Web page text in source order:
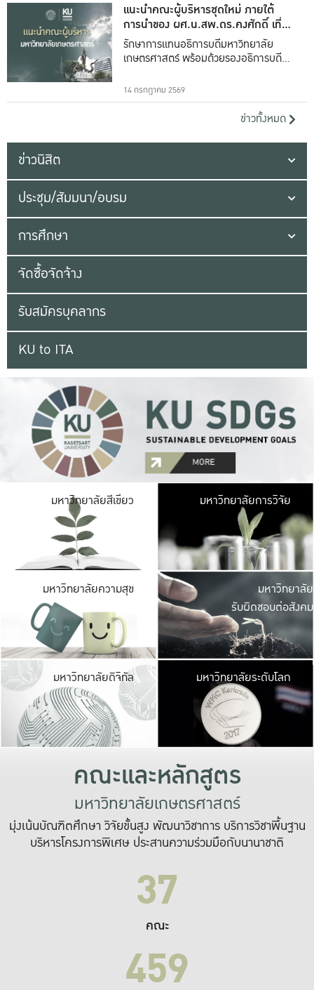
แนะนำคณะผู้บริหารชุดใหม่ ภายใต้
การนำของ ผศ.น.สพ.ดร.คงศักดิ์ เที่ยง
ธรรม
รักษาการแทนอธิการบดีมหาวิทยาลัย
เกษตรศาสตร์ พร้อมด้วยรองอธิการบดีทั้ง
14 กรกฎาคม 2569
ข่าวทั้งหมด
ข่าวนิสิต
ประชุม/สัมมนา/อบรม
การศึกษา
จัดซื้อจัดจ้าง
รับสมัครบุคลากร
KU to ITA
มหาวิทยาลัยสีเขียว มหาวิ
มีพื้นที่เขียวสดใส
เป็นป่าในเมือง เกษต
มหาวิทยาลัยการวิจัย
มหาวิทยาลัยความสุข มหาวิ
ค
เปิดประ
และพบเรื่องราวใ
มหาวิทยาลัย
รับผิดชอบต่อสังคม
มหาวิทยาลัยดิจิทัล มหาวิ
เปลี่ยนแปลง แล
เพื่อทำง
ระบบสารสนเทศ
มหาวิทยาลัยระดับโลก
คณะและหลักสูตร
มหาวิทยาลัยเกษตรศาสตร์
มุ่งเน้นบัณฑิตศึกษา วิจัยขั้นสูง พัฒนาวิชาการ บริการวิชาพื้นฐาน
บริหารโครงการพิเศษ ประสานความร่วมมือกับนานาชาติ
37
คณะ
459